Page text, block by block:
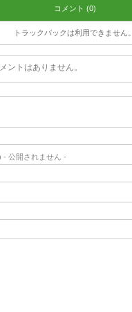
コメント (0)
トラックバックは利用できません。
ントはありません。
- 公開されません -